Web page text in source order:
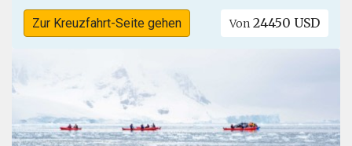
Zur Kreuzfahrt-Seite gehen Von 24450 USD